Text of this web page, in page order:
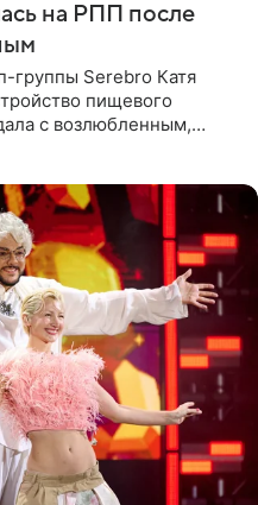
на РПП после
группы Serebro Катя
пищевого
с возлюбленным,